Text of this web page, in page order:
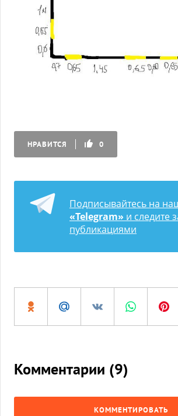
НРАВИТСЯ 0
Подписывайтесь на
«Telegram» и следите
публикациями
Комментарии (9)
КОММЕНТИРОВАТЬ